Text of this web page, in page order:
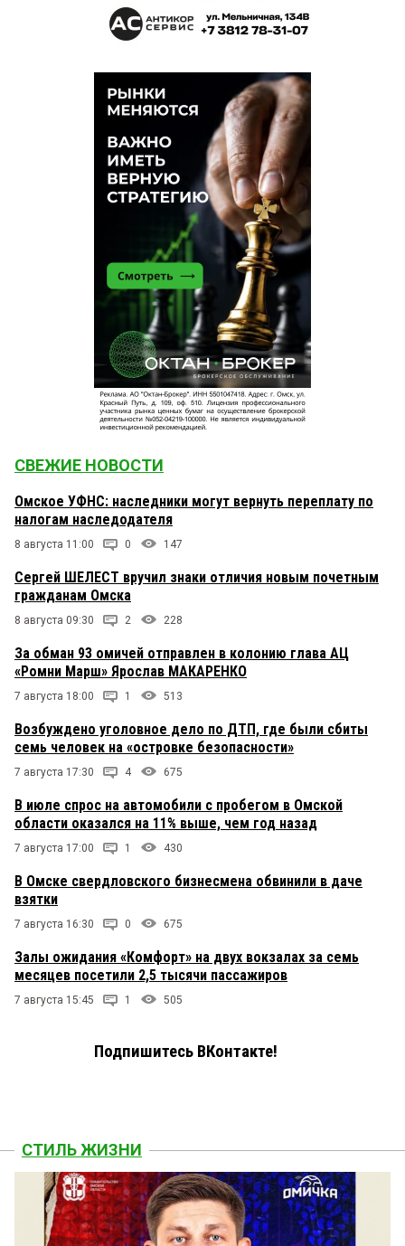
СВЕЖИЕ НОВОСТИ
Омское УФНС: наследники могут вернуть переплату по
налогам наследодателя
8 августа 11:00 0 147
Сергей ШЕЛЕСТ вручил знаки отличия новым почетным
гражданам Омска
8 августа 09:30 2 228
За обман 93 омичей отправлен в колонию глава АЦ
«Ромни Марш» Ярослав МАКАРЕНКО
7 августа 18:00 1 513
Возбуждено уголовное дело по ДТП, где были сбиты
семь человек на «островке безопасности»
7 августа 17:30 4 675
В июле спрос на автомобили с пробегом в Омской
области оказался на 11% выше, чем год назад
7 августа 17:00 1 430
В Омске свердловского бизнесмена обвинили в даче
взятки
7 августа 16:30 0 675
Залы ожидания «Комфорт» на двух вокзалах за семь
месяцев посетили 2,5 тысячи пассажиров
7 августа 15:45 1 505
Подпишитесь ВКонтакте!
СТИЛЬ ЖИЗНИ